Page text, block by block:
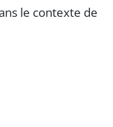
le contexte de